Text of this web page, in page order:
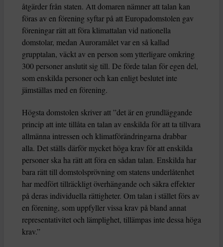
åtgärder från staten. Att domaren nämner att talan kan
föras av en förening syftar på att Europadomstolen gav
föreningar rätt att föra klimattalan vid nationella
domstolar, medan Auroramålet var en så kallad
grupptalan, väckt av en person som ytterligare omkring
300 personer anslutit sig till. De förde talan för egen del,
som enskilda personer och kan enligt beslutet inte
jämställas med en förening.
Högsta domstolen skriver att ”det är en grundläggande
princip att inte tillåta en talan av enskilda för att ta tillvara
allmänna intressen och klimatförändringarna drabbar
alla. Det ställs därför mycket höga krav för att enskilda
personer ska ha rätt att föra en sådan talan. Enskilda har
bara rätt till domstolsprövning om statens underlåtenhet
har medfört tillräckligt överhängande och säkra effekter
på deras individuella rättigheter. Om talan i stället förs av
en förening, som uppfyller vissa krav på bland annat
representativitet och lämplighet, tillämpas inte dessa höga
krav.”